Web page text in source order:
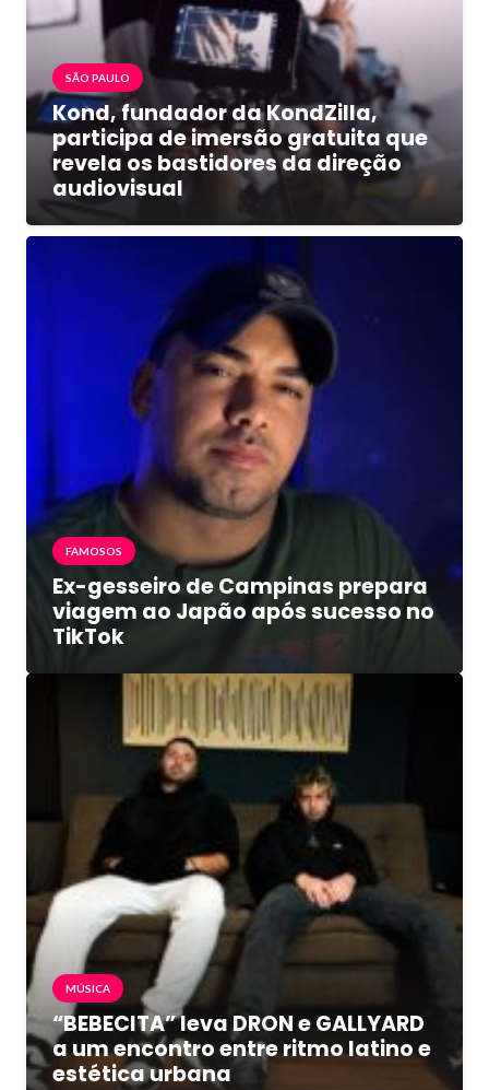
SÃO PAULO
Kond, fundador da KondZilla,
participa de imersão gratuita que
revela os bastidores da direção
audiovisual
FAMOSOS
Ex-gesseiro de Campinas prepara
viagem ao Japão após sucesso no
TikTok
MÚSICA
“BEBECITA” leva DRON e GALLYARD
a um encontro entre ritmo latino e
estética urbana